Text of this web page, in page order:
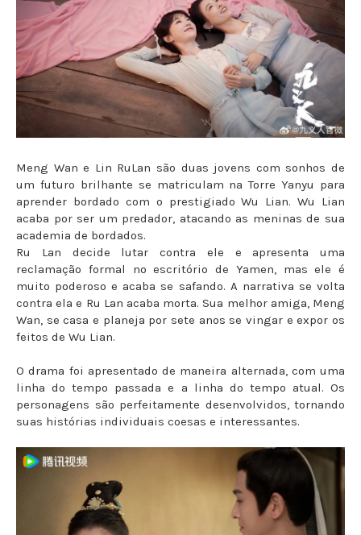
Meng Wan e Lin RuLan são duas jovens com sonhos de
um futuro brilhante se matriculam na Torre Yanyu para
aprender bordado com o prestigiado Wu Lian. Wu Lian
acaba por ser um predador, atacando as meninas de sua
academia de bordados.
Ru Lan decide lutar contra ele e apresenta uma
reclamação formal no escritório de Yamen, mas ele é
muito poderoso e acaba se safando. A narrativa se volta
contra ela e Ru Lan acaba morta. Sua melhor amiga, Meng
Wan, se casa e planeja por sete anos se vingar e expor os
feitos de Wu Lian.
O drama foi apresentado de maneira alternada, com uma
linha do tempo passada e a linha do tempo atual. Os
personagens são perfeitamente desenvolvidos, tornando
suas histórias individuais coesas e interessantes.